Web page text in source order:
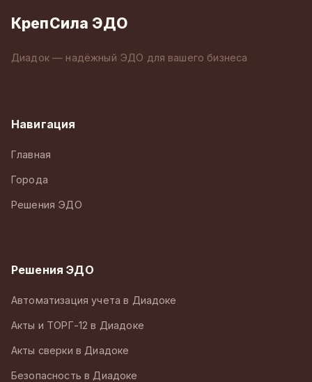
КрепСила ЭДО
Диадок — надёжный ЭДО для вашего бизнеса
Навигация
Главная
Города
Решения ЭДО
Решения ЭДО
Автоматизация учета в Диадоке
Акты и ТОРГ-12 в Диадоке
Акты сверки в Диадоке
Безопасность в Диадоке